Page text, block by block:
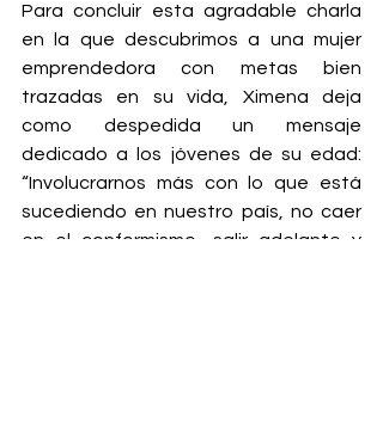
Para concluir esta agradable charla
en la que descubrimos a una mujer
emprendedora con metas bien
trazadas en su vida, Ximena deja
como despedida un mensaje
dedicado a los jóvenes de su edad:
“Involucrarnos más con lo que está
sucediendo en nuestro país, no caer
en el conformismo, salir adelante y